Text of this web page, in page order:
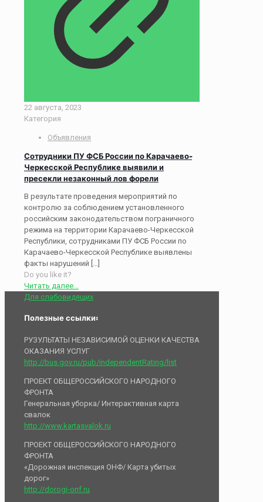
22 августа, 2023
Категория
Объявления
Сотрудники ПУ ФСБ России по Карачаево-
Черкесской Республике выявили и
пресекли незаконный лов форели
В результате проведения мероприятий по
контролю за соблюдением установленного
российским законодательством пограничного
режима на территории Карачаево-Черкесской
Республики, сотрудниками ПУ ФСБ России по
Карачаево-Черкесской Республике выявлены
факты нарушений […]
Do you like it?
Читать далее...
Для слабовидящих
Полезные ссылки:
РУЗУЛЬТАТЫ НЕЗАВИСИМОЙ ОЦЕНКИ КАЧЕСТВА
ОКАЗАНИЯ УСЛУГ
http://bus.gov.ru/pub/independentRating/list
ПРОЕКТ ОБЩЕРОССИЙСКОГО НАРОДНОГО
ФРОНТА
Генеральная уборка/ Интерактивная карта
свалок
http://www.kartasvalok.ru
ПРОЕКТ ОБЩЕРОССИЙСКОГО НАРОДНОГО
ФРОНТА
«Дорожная инспекция ОНФ/ Карта убитых
дорог»
http://dorogi-onf.ru